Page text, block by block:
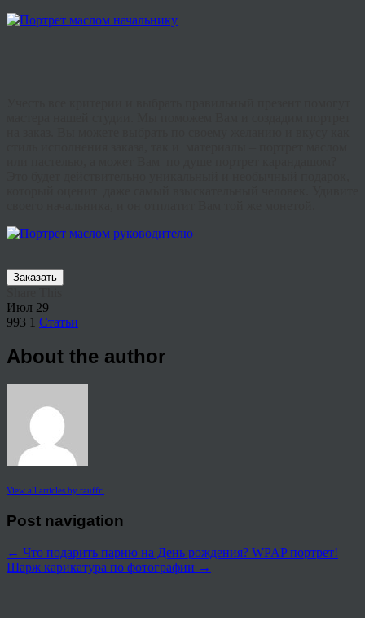
Заказать
Июл 29
993 1 Статьи
About the author
View all articles by rauffri
Post navigation
← Что подарить парню на День рождения? WPAP портрет!
Шарж карикатура по фотографии →